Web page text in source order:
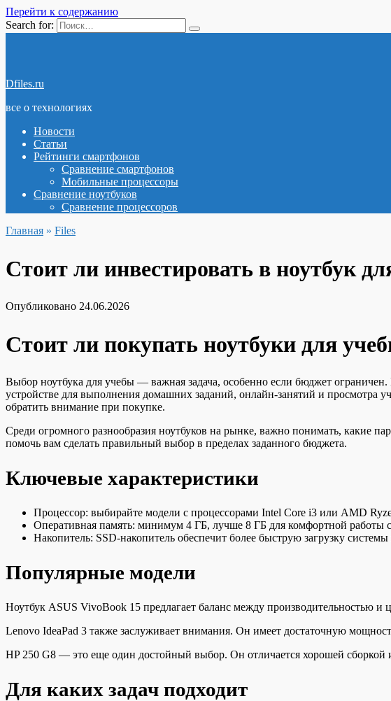
Перейти к содержанию
Search for:
Dfiles.ru
все о технологиях
Новости
Статьи
Рейтинги смартфонов
Сравнение смартфонов
Мобильные процессоры
Сравнение ноутбуков
Сравнение процессоров
Главная » Files
Стоит ли инвестировать в ноутбук
Опубликовано 24.06.2026
Стоит ли покупать ноутбуки для
Выбор ноутбука для учебы — важная задача, особенно если бюджет
устройстве для выполнения домашних заданий, онлайн-занятий и просмотра
обратить внимание при покупке.
Среди огромного разнообразия ноутбуков на рынке, важно понимать, какие
помочь вам сделать правильный выбор в пределах заданного бюджета.
Ключевые характеристики
Процессор: выбирайте модели с процессорами Intel Core i3 или AMD
Оперативная память: минимум 4 ГБ, лучше 8 ГБ для комфортной работы
Накопитель: SSD-накопитель обеспечит более быструю загрузку
Популярные модели
Ноутбук ASUS VivoBook 15 предлагает баланс между производительностью
Lenovo IdeaPad 3 также заслуживает внимания. Он имеет достаточную
HP 250 G8 — это еще один достойный выбор. Он отличается хорошей сборкой
Для каких задач подходит